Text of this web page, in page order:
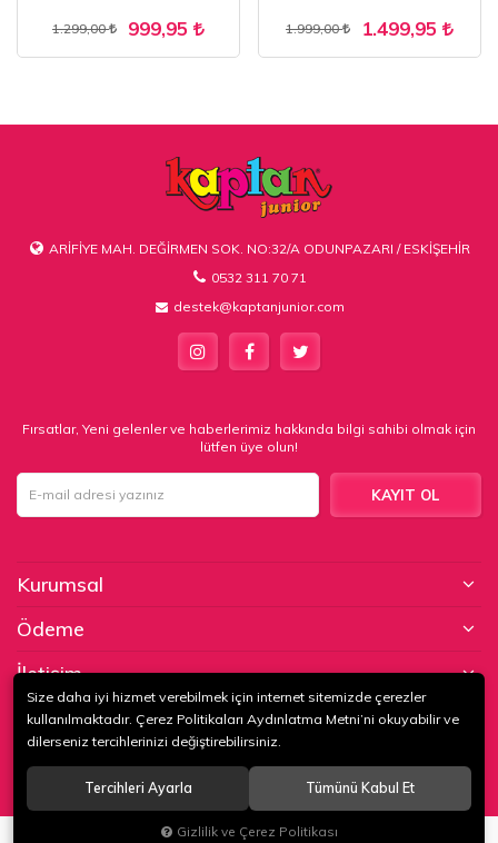
1.299,00 999,95 1.999,00 1.499,95
ARİFİYE MAH. DEĞİRMEN SOK. NO:32/A ODUNPAZARI / ESKİŞEHİR
0532 311 70 71
destek@kaptanjunior.com
Fırsatlar, Yeni gelenler ve haberlerimiz hakkında bilgi sahibi olmak için
lütfen üye olun!
KAYIT OL
Kurumsal
Ödeme
İletişim
© 2020KAPTAN KUNDURA DERİ MAMÜLLERİ KONF. TİC. VE SAN. LTD.
ŞTİ. Tüm hakları saklıdır.
Yeni Nesil E-Ticaret Sistemleri ile Hazırlanmıştır.
Size daha iyi hizmet verebilmek için internet sitemizde çerezler
kullanılmaktadır. Çerez Politikaları Aydınlatma Metni’ni okuyabilir ve
dilerseniz tercihlerinizi değiştirebilirsiniz.
Tercihleri Ayarla Tümünü Kabul Et
Gizlilik ve Çerez Politikası